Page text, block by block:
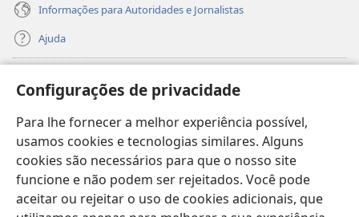
Configurações de privacidade
Para lhe fornecer a melhor experiência possível,
usamos cookies e tecnologias similares. Alguns
cookies são necessários para que o nosso site
funcione e não podem ser rejeitados. Você pode
aceitar ou rejeitar o uso de cookies adicionais, que
Informações para Autoridades e Jornalistas
Ajuda
(abre
nova
janela)
Biblioteca On-line da Torre de Vigia™
(abre
nova
janela)JW Hub
(abre
nova
janela)JW Library